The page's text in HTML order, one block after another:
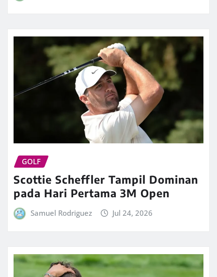
GOLF
Scottie Scheffler Tampil Dominan
pada Hari Pertama 3M Open
Samuel Rodriguez Jul 24, 2026